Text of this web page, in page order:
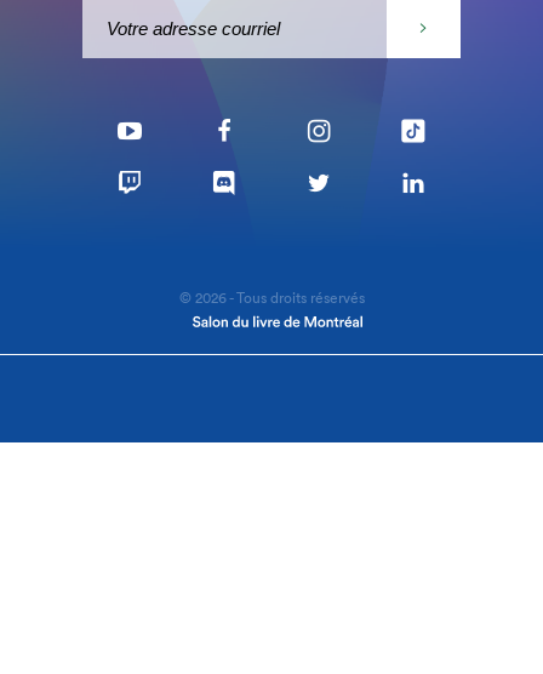
© 2026 - Tous droits réservés